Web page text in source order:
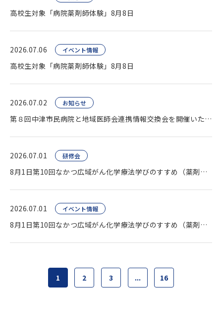
高校生対象「病院薬剤師体験」8月8日
2026.07.06 イベント情報
高校生対象「病院薬剤師体験」8月8日
2026.07.02 お知らせ
第８回中津市民病院と地域医師会連携情報交換会を開催いたしました。
2026.07.01 研修会
8月1日第10回なかつ広域がん化学療法学びのすすめ（薬剤師向け研修会）開催します。
2026.07.01 イベント情報
8月1日第10回なかつ広域がん化学療法学びのすすめ（薬剤師向け研修会）開催します。
1 2 3 ... 16